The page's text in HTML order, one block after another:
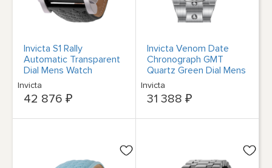
Invicta S1 Rally
Automatic Transparent
Dial Mens Watch
45993
Invicta
42 876 ₽
Invicta Venom Date
Chronograph GMT
Quartz Green Dial Mens
Watch 47762
Invicta
31 388 ₽